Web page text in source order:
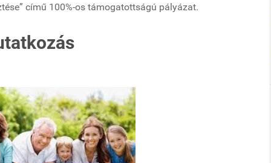
című 100%-os támogatottságú pályázat.